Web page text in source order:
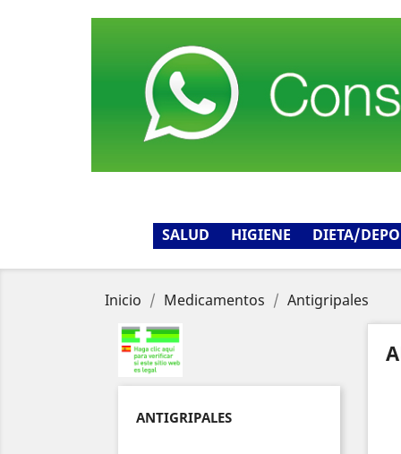
SALUD HIGIENE DIETA/
Inicio Medicamentos Antigripales
ANTIGRIPALES